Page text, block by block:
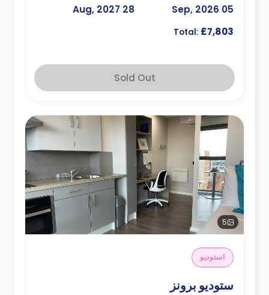
05 Sep, 2026
28 Aug, 2027
Total: £7,803
Sold Out
5
استوديو
ستوديو برونز